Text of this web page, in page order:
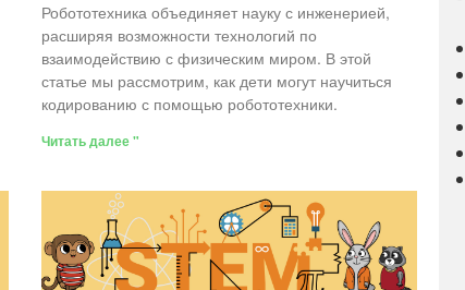
Робототехника объединяет науку с инженерией,
расширяя возможности технологий по
взаимодействию с физическим миром. В этой
статье мы рассмотрим, как дети могут научиться
кодированию с помощью робототехники.
Читать далее "